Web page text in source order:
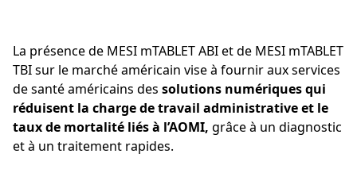
La présence de MESI mTABLET ABI et de MESI mTABLET
TBI sur le marché américain vise à fournir aux services
de santé américains des solutions numériques qui
réduisent la charge de travail administrative et le
taux de mortalité liés à l’AOMI, grâce à un diagnostic
et à un traitement rapides.